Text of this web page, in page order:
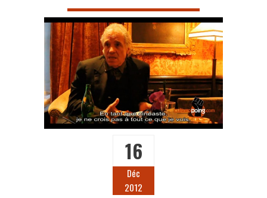
16
Déc
2012